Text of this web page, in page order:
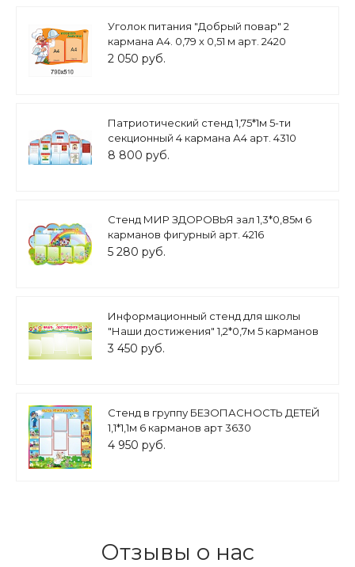
Уголок питания "Добрый повар" 2
кармана А4. 0,79 х 0,51 м арт. 2420
2 050 руб.
Патриотический стенд 1,75*1м 5-ти
секционный 4 кармана А4 арт. 4310
8 800 руб.
Стенд МИР ЗДОРОВЬЯ зал 1,3*0,85м 6
карманов фигурный арт. 4216
5 280 руб.
Информационный стенд для школы
"Наши достижения" 1,2*0,7м 5 карманов
А4 арт. НД926
3 450 руб.
Стенд в группу БЕЗОПАСНОСТЬ ДЕТЕЙ
1,1*1,1м 6 карманов арт 3630
4 950 руб.
Отзывы о нас